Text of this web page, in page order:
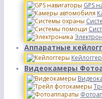
GPS
Аппаратные
Видеокамеры